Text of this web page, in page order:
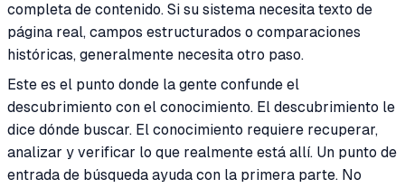
completa de contenido. Si su sistema necesita texto de
página real, campos estructurados o comparaciones
históricas, generalmente necesita otro paso.
Este es el punto donde la gente confunde el
descubrimiento con el conocimiento. El descubrimiento le
dice dónde buscar. El conocimiento requiere recuperar,
analizar y verificar lo que realmente está allí. Un punto de
entrada de búsqueda ayuda con la primera parte. No